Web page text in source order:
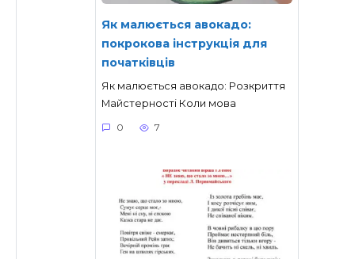
Як малюється авокадо:
покрокова інструкція для
початківців
Як малюється авокадо: Розкриття
Майстерності Коли мова
0 7